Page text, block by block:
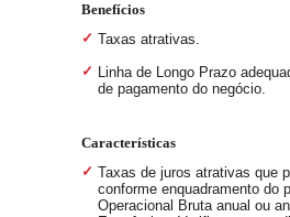
Benefícios
Taxas atrativas.
Linha de Longo Prazo
de pagamento do negócio.
Características
Taxas de juros atrativas que
conforme enquadramento do
Operacional Bruta anual ou